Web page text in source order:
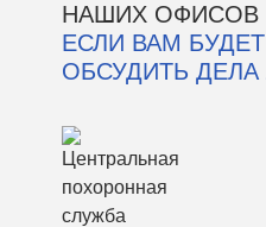
НАШИХ ОФИСОВ
ЕСЛИ ВАМ
ОБСУДИТЬ